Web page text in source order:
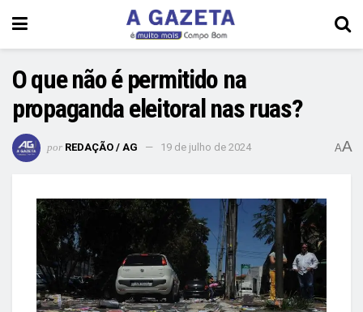
O que não é permitido na
propaganda eleitoral nas ruas?
por REDAÇÃO / AG 19 de julho de 2024 AA